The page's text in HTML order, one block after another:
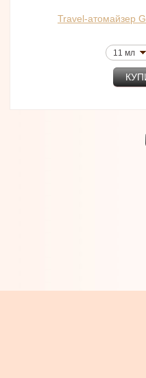
Travel-атомайзер
11 мл